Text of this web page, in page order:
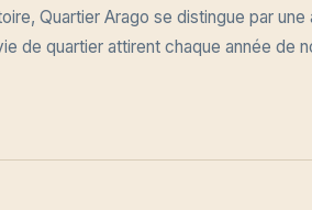
Quartier Arago se distingue par
de quartier attirent chaque année de